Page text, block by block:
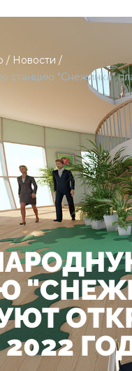
/ Новости /
"Снежинка"